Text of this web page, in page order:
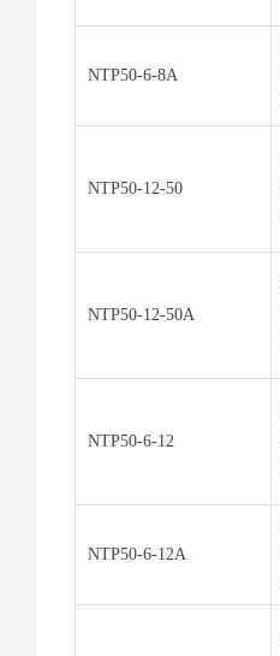
NTP50-6-8A
NTP50-12-50
NTP50-12-50A
NTP50-6-12
NTP50-6-12A